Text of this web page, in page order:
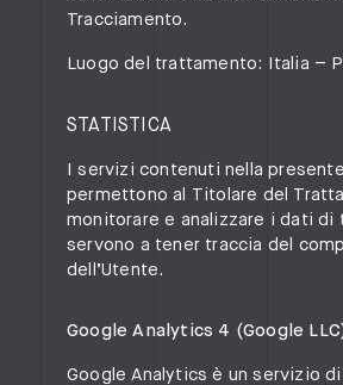
Tracciamento.
Luogo del trattamento: Italia –
STATISTICA
I servizi contenuti nella
permettono al Titolare del
monitorare e analizzare i dati di
servono a tener traccia del
dell’Utente.
Google Analytics 4 (Google
Google Analytics è un servizio